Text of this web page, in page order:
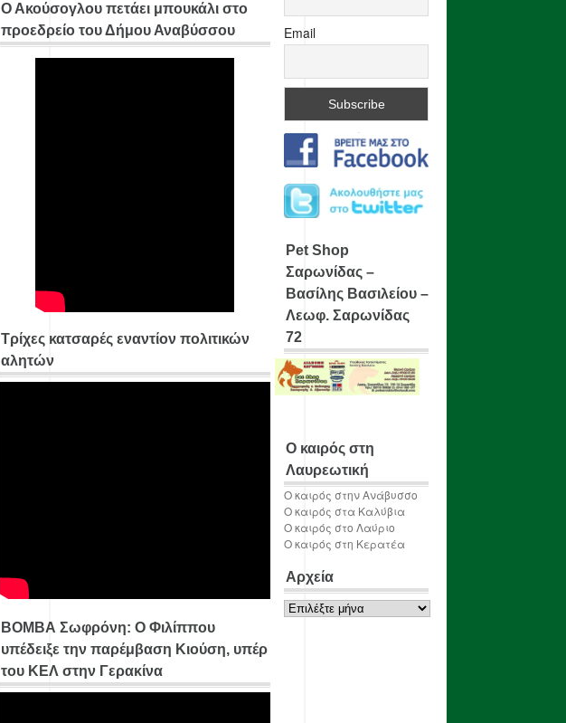
Ο Ακούσογλου πετάει μπουκάλι στο
προεδρείο του Δήμου Αναβύσσου
Τρίχες κατσαρές εναντίον πολιτικών
αλητών
ΒΟΜΒΑ Σωφρόνη: Ο Φιλίππου
υπέδειξε την παρέμβαση Κιούση, υπέρ
του ΚΕΛ στην Γερακίνα
Email
Pet Shop
Σαρωνίδας –
Βασίλης Βασιλείου –
Λεωφ. Σαρωνίδας
72
Ο καιρός στη
Λαυρεωτική
Ο καιρός στην Ανάβυσσο
Ο καιρός στα Καλύβια
Ο καιρός στο Λαύριο
Ο καιρός στη Κερατέα
Αρχεία
Αρχεία